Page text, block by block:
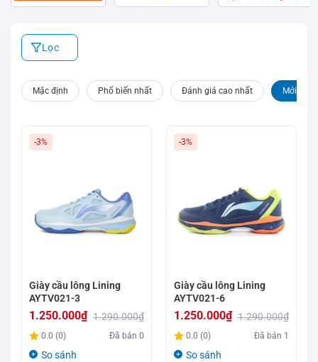
Lọc
Mặc định Phổ biến nhất Đánh giá cao nhất Mới nhất
-3%
Giày cầu lông Lining
AYTV021-3
1.290.000₫
Giá
gốc
1.250.000₫
Giá
hiện
0.0 (0) Đã bán0
So sánh
-3%
Giày cầu lông Lining
AYTV021-6
1.290.000₫
Giá
gốc
1.250.000₫
Giá
hiện
0.0 (0) Đã bán 1
So sánh